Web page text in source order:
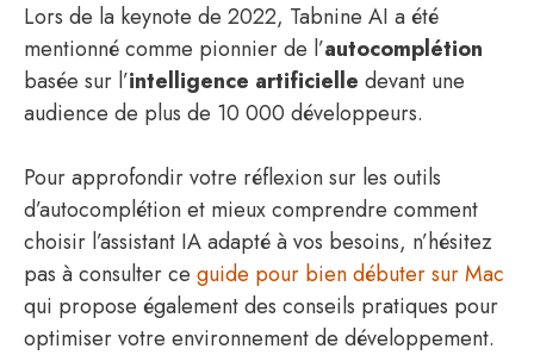
Lors de la keynote de 2022, Tabnine AI a été
mentionné comme pionnier de l’autocomplétion
basée sur l’intelligence artificielle devant une
audience de plus de 10 000 développeurs.
Pour approfondir votre réflexion sur les outils
d’autocomplétion et mieux comprendre comment
choisir l’assistant IA adapté à vos besoins, n’hésitez
pas à consulter ce guide pour bien débuter sur Mac
qui propose également des conseils pratiques pour
optimiser votre environnement de développement.